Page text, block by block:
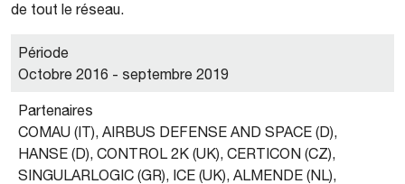
de tout le réseau.
Période
Octobre 2016 - septembre 2019
Partenaires
COMAU (IT), AIRBUS DEFENSE AND SPACE (D),
HANSE (D), CONTROL 2K (UK), CERTICON (CZ),
SINGULARLOGIC (GR), ICE (UK), ALMENDE (NL),